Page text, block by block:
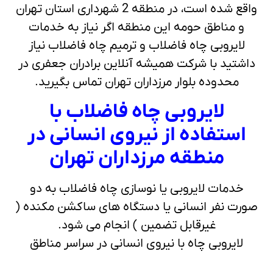
واقع شده است، در منطقه 2 شهرداری استان تهران
و مناطق حومه این منطقه اگر نیاز به خدمات
لایروبی چاه فاضلاب و ترمیم چاه فاضلاب نیاز
داشتید با شرکت همیشه آنلاین برادران جعفری در
محدوده بلوار مرزداران تهران تماس بگیرید.
لایروبی چاه فاضلاب با
استفاده از نیروی انسانی در
منطقه مرزداران تهران
خدمات لایروبی یا نوسازی چاه فاضلاب به دو
صورت نفر انسانی یا دستگاه های ساکشن مکنده (
غیرقابل تضمین ) انجام می شود.
لایروبی چاه با نیروی انسانی در سراسر مناطق